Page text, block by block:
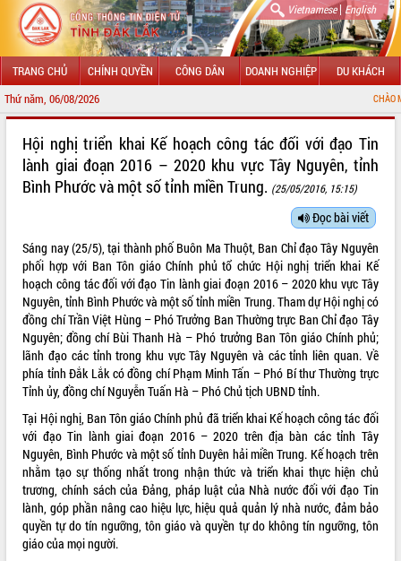
Vietnamese| English
TRANG CHỦ CHÍNH QUYỀN CÔNG DÂN DOANH NGHIỆP DU KHÁCH
Thứ năm, 06/08/2026 CHÀO MỪNG ĐẾN VỚI
LÃNH ĐẠO UBND TỈNH
SỞ, BAN, NGÀNH
UBND CÁC XÃ, PHƯỜNG
THÔNG TIN CHỈ ĐẠO ĐIỀU HÀNH
HỆ THỐNG VĂN BẢN
VĂN BẢN HĐND TỈNH
ĐIỂM TIN VĂN BẢN
QUY HOẠCH - KẾ HOẠCH
Hội nghị triển khai Kế hoạch công tác đối với đạo Tin
lành giai đoạn 2016 – 2020 khu vực Tây Nguyên, tỉnh
Bình Phước và một số tỉnh miền Trung. (25/05/2016, 15:15)
Đọc bài viết
Sáng nay (25/5), tại thành phố Buôn Ma Thuột, Ban Chỉ đạo Tây Nguyên
phối hợp với Ban Tôn giáo Chính phủ tổ chức Hội nghị triển khai Kế
hoạch công tác đối với đạo Tin lành giai đoạn 2016 – 2020 khu vực Tây
Nguyên, tỉnh Bình Phước và một số tỉnh miền Trung. Tham dự Hội nghị có
đồng chí Trần Việt Hùng – Phó Trưởng Ban Thường trực Ban Chỉ đạo Tây
Nguyên; đồng chí Bùi Thanh Hà – Phó trưởng Ban Tôn giáo Chính phủ;
lãnh đạo các tỉnh trong khu vực Tây Nguyên và các tỉnh liên quan. Về
phía tỉnh Đắk Lắk có đồng chí Phạm Minh Tấn – Phó Bí thư Thường trực
Tỉnh ủy, đồng chí Nguyễn Tuấn Hà – Phó Chủ tịch UBND tỉnh.
Tại Hội nghị, Ban Tôn giáo Chính phủ đã triển khai Kế hoạch công tác đối
với đạo Tin lành giai đoạn 2016 – 2020 trên địa bàn các tỉnh Tây
Nguyên, Bình Phước và một số tỉnh Duyên hải miền Trung. Kế hoạch trên
nhằm tạo sự thống nhất trong nhận thức và triển khai thực hiện chủ
trương, chính sách của Đảng, pháp luật của Nhà nước đối với đạo Tin
lành, góp phần nâng cao hiệu lực, hiệu quả quản lý nhà nước, đảm bảo
quyền tự do tín ngưỡng, tôn giáo và quyền tự do không tín ngưỡng, tôn
giáo của mọi người.